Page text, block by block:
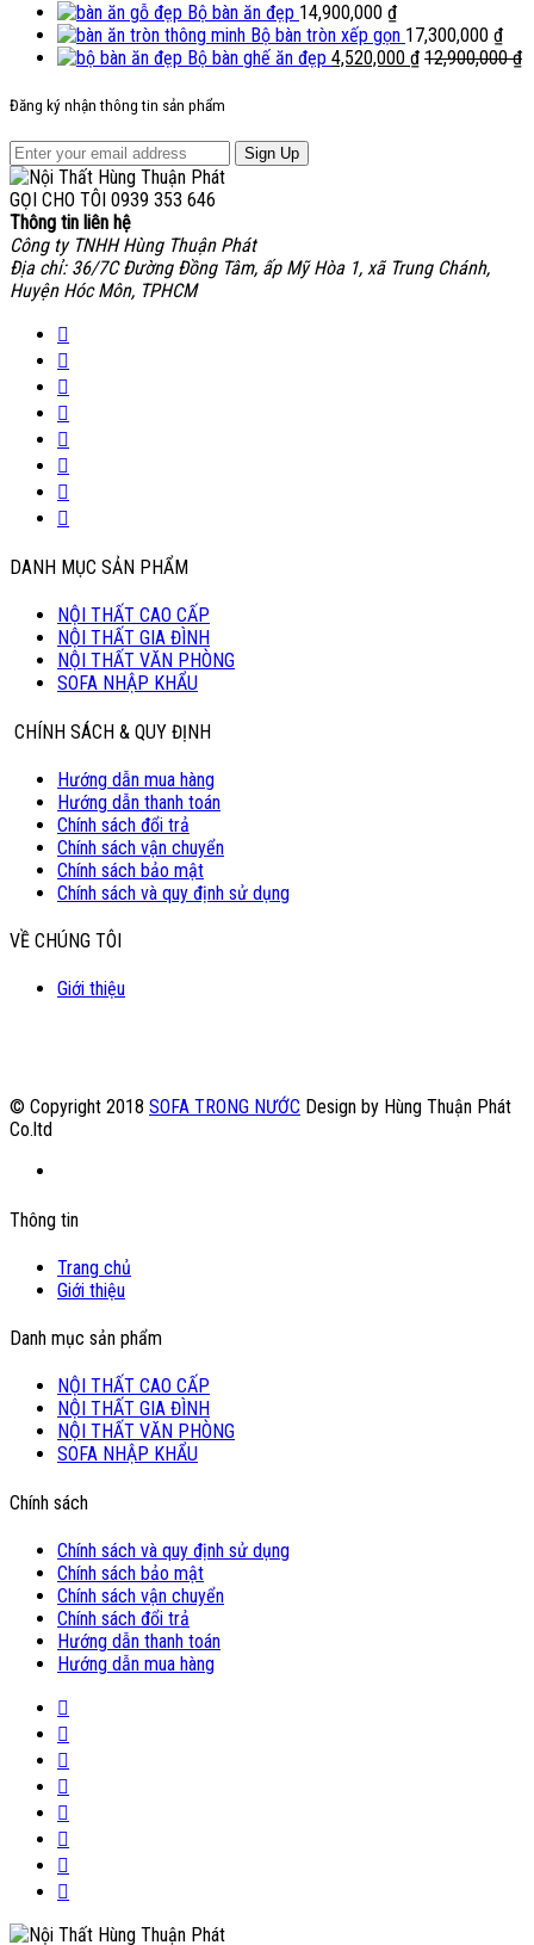
Bộ bàn ăn đẹp 14,900,000 ₫
Bộ bàn tròn xếp gọn 17,300,000 ₫
Bộ bàn ghế ăn đẹp 4,520,000 ₫ 12,900,000₫
Đăng ký nhận thông tin sản phẩm
Sign Up
GỌI CHO TÔI 0939 353 646
Thông tin liên hệ
Công ty TNHH Hùng Thuận Phát
Địa chỉ: 36/7C Đường Đồng Tâm, ấp Mỹ Hòa 1, xã Trung Chánh,
Huyện Hóc Môn, TPHCM
DANH MỤC SẢN PHẨM
NỘI THẤT CAO CẤP
NỘI THẤT GIA ĐÌNH
NỘI THẤT VĂN PHÒNG
SOFA NHẬP KHẨU
CHÍNH SÁCH & QUY ĐỊNH
Hướng dẫn mua hàng
Hướng dẫn thanh toán
Chính sách đổi trả
Chính sách vận chuyển
Chính sách bảo mật
Chính sách và quy định sử dụng
VỀ CHÚNG TÔI
Giới thiệu
© Copyright 2018 SOFA TRONG NƯỚC Design by Hùng Thuận Phát
Co.ltd
Thông tin
Trang chủ
Giới thiệu
Danh mục sản phẩm
NỘI THẤT CAO CẤP
NỘI THẤT GIA ĐÌNH
NỘI THẤT VĂN PHÒNG
SOFA NHẬP KHẨU
Chính sách
Chính sách và quy định sử dụng
Chính sách bảo mật
Chính sách vận chuyển
Chính sách đổi trả
Hướng dẫn thanh toán
Hướng dẫn mua hàng